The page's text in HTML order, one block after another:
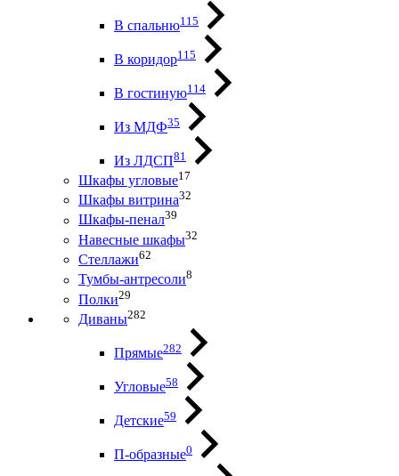
В спальню115
В коридор115
В гостиную114
Из МДФ35
Из ЛДСП81
Шкафы угловые17
Шкафы витрина32
Шкафы-пенал39
Навесные шкафы32
Стеллажи62
Тумбы-антресоли8
Полки29
Диваны282
Прямые282
Угловые58
Детские59
П-образные0